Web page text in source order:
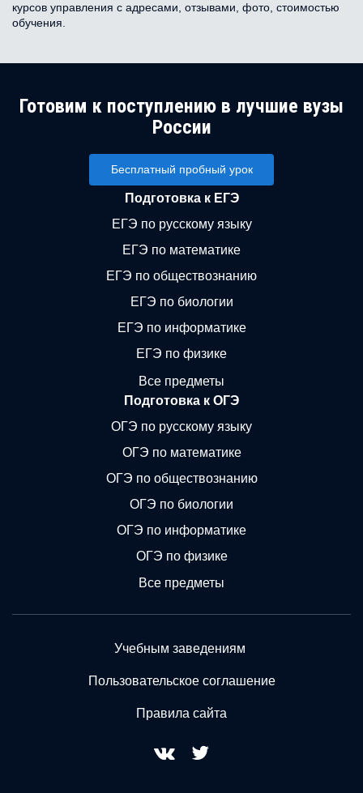
курсов управления с адресами, отзывами, фото, стоимостью
обучения.
Готовим к поступлению в лучшие вузы
России
Бесплатный пробный урок
Подготовка к ЕГЭ
ЕГЭ по русскому языку
ЕГЭ по математике
ЕГЭ по обществознанию
ЕГЭ по биологии
ЕГЭ по информатике
ЕГЭ по физике
Все предметы
Подготовка к ОГЭ
ОГЭ по русскому языку
ОГЭ по математике
ОГЭ по обществознанию
ОГЭ по биологии
ОГЭ по информатике
ОГЭ по физике
Все предметы
Учебным заведениям
Пользовательское соглашение
Правила сайта